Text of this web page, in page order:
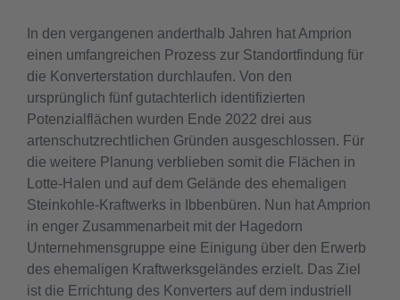
In den vergangenen anderthalb Jahren hat Amprion
einen umfangreichen Prozess zur Standortfindung für
die Konverterstation durchlaufen. Von den
ursprünglich fünf gutachterlich identifizierten
Potenzialflächen wurden Ende 2022 drei aus
artenschutzrechtlichen Gründen ausgeschlossen. Für
die weitere Planung verblieben somit die Flächen in
Lotte-Halen und auf dem Gelände des ehemaligen
Steinkohle-Kraftwerks in Ibbenbüren. Nun hat Amprion
in enger Zusammenarbeit mit der Hagedorn
Unternehmensgruppe eine Einigung über den Erwerb
des ehemaligen Kraftwerksgeländes erzielt. Das Ziel
ist die Errichtung des Konverters auf dem industriell